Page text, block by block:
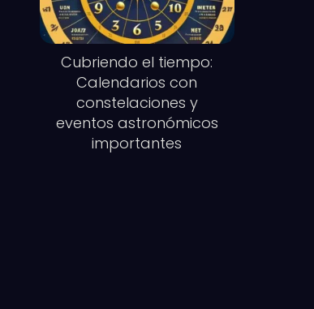
Cubriendo el tiempo:
Calendarios con
constelaciones y
eventos astronómicos
importantes